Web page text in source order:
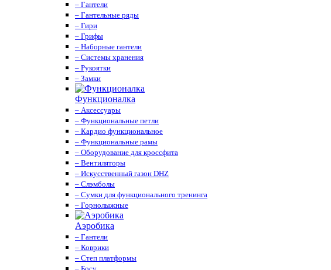
– Гантели
– Гантельные ряды
– Гири
– Грифы
– Наборные гантели
– Системы хранения
– Рукоятки
– Замки
Функционалка
– Аксессуары
– Функциональные петли
– Кардио функциональное
– Функциональные рамы
– Оборудование для кроссфита
– Вентиляторы
– Искусственный газон DHZ
– Слэмболы
– Сумки для функционального тренинга
– Горнолыжные
Аэробика
– Гантели
– Коврики
– Степ платформы